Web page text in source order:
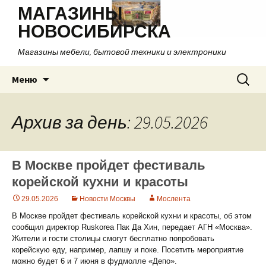
МАГАЗИНЫ
НОВОСИБИРСКА
Магазины мебели, бытовой техники и электроники
Меню
содержимому
Найти:
Архив за день: 29.05.2026
В Москве пройдет фестиваль
корейской кухни и красоты
29.05.2026 Новости Москвы Мослента
В Москве пройдет фестиваль корейской кухни и красоты, об этом
сообщил директор Ruskorea Пак Да Хин, передает АГН «Москва».
Жители и гости столицы смогут бесплатно попробовать
корейскую еду, например, лапшу и поке. Посетить мероприятие
можно будет 6 и 7 июня в фудмолле «Депо».